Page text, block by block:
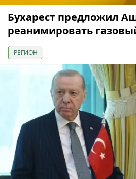
Бухарест предложил
реанимировать
РЕГИОН